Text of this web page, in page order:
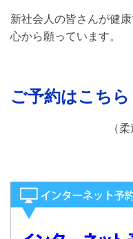
新社会人の皆さんが健
心から願っています。
ご予約はこちら
（